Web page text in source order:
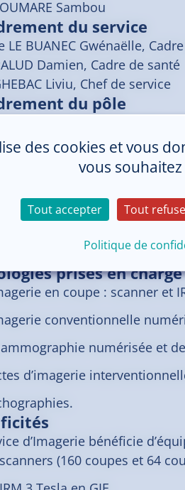
Sambou
du service
LE BUANEC Gwénaëlle,
Damien, Cadre de santé
Liviu, Chef de service
du pôle
Nicolas, Chef de pôle
en savoir plus
prises en charge
en coupe : scanner et
conventionnelle
numérisée et
d’imagerie
d’Imagerie bénéficie
(160 coupes et 64
des cookies et vous
vous
Tout accepter Tout
Politique de